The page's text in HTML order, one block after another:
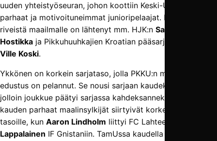
uuden yhteistyöseuran, johon koottiin Keski-Uudenmaan
parhaat ja motivoituneimmat junioripelaajat. PKKU:n
riveistä maailmalle on lähtenyt mm. HJK:n Santeri
Hostikka ja Pikkuhuuhkajien Kroatian pääsarjassa pelaava
Ville Koski.
Ykkönen on korkein sarjataso, jolla PKKU:n miesten
edustus on pelannut. Se nousi sarjaan kaudeksi 2024,
jolloin joukkue päätyi sarjassa kahdeksanneksi. Viime
kauden parhaat maalinsylkijät siirtyivät korkeammille
tasoille, kun Aaron Lindholm liittyi FC Lahteen ja
Lappalainen IF Gnistaniin. TamUssa kaudella 2019